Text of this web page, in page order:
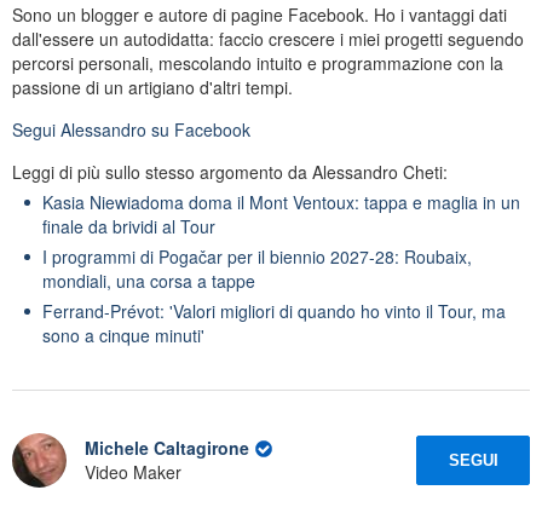
Sono un blogger e autore di pagine Facebook. Ho i vantaggi dati
dall'essere un autodidatta: faccio crescere i miei progetti seguendo
percorsi personali, mescolando intuito e programmazione con la
passione di un artigiano d'altri tempi.
Segui Alessandro su Facebook
Leggi di più sullo stesso argomento da Alessandro Cheti:
Kasia Niewiadoma doma il Mont Ventoux: tappa e maglia in un
finale da brividi al Tour
I programmi di Pogačar per il biennio 2027-28: Roubaix,
mondiali, una corsa a tappe
Ferrand-Prévot: 'Valori migliori di quando ho vinto il Tour, ma
sono a cinque minuti'
Michele Caltagirone
Video Maker
SEGUI